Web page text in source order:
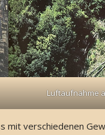
Luftaufnahme
mit verschiedenen